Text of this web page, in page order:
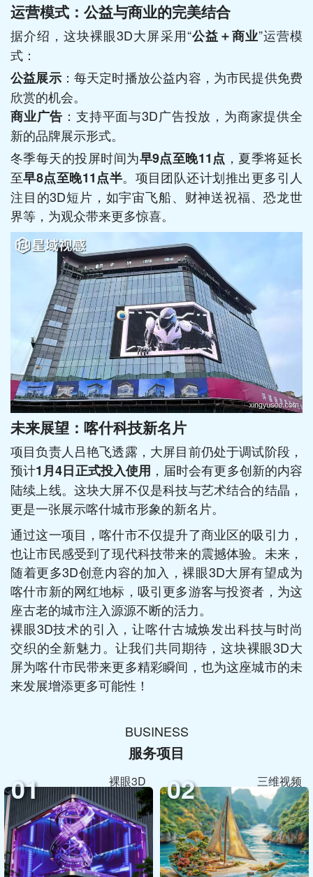
运营模式：公益与商业的完美结合
据介绍，这块裸眼3D大屏采用“公益＋商业”运营模
式：
公益展示：每天定时播放公益内容，为市民提供免费
欣赏的机会。
商业广告 ：支持平面与3D广告投放，为商家提供全
新的品牌展示形式。
冬季每天的投屏时间为早9点至晚11点 ，夏季将延长
至早8点至晚11点半。项目团队还计划推出更多引人
注目的3D短片，如宇宙飞船、财神送祝福、恐龙世
界等，为观众带来更多惊喜。
未来展望：喀什科技新名片
项目负责人吕艳飞透露，大屏目前仍处于调试阶段，
预计1月4日正式投入使用 ，届时会有更多创新的内容
陆续上线。这块大屏不仅是科技与艺术结合的结晶，
更是一张展示喀什城市形象的新名片。
通过这一项目，喀什市不仅提升了商业区的吸引力，
也让市民感受到了现代科技带来的震撼体验。未来，
随着更多3D创意内容的加入，裸眼3D大屏有望成为
喀什市新的网红地标，吸引更多游客与投资者，为这
座古老的城市注入源源不断的活力。
裸眼3D技术的引入，让喀什古城焕发出科技与时尚
交织的全新魅力。让我们共同期待，这块裸眼3D大
屏为喀什市民带来更多精彩瞬间，也为这座城市的未
来发展增添更多可能性！
BUSINESS
服务项目
01 裸眼3D 02 三维视频